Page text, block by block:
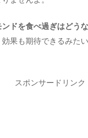
ンドを食べ過ぎはどう
効果も期待できるみた
スポンサードリンク